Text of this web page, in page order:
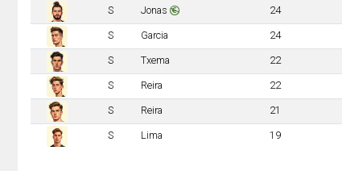
S Jonas 24
S Garcia 24
S Txema 22
S Reira 22
S Reira 21
S Lima 19